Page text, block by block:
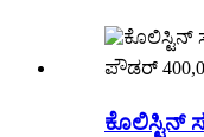
ಕೊಲಿಸ್ಟಿನ್